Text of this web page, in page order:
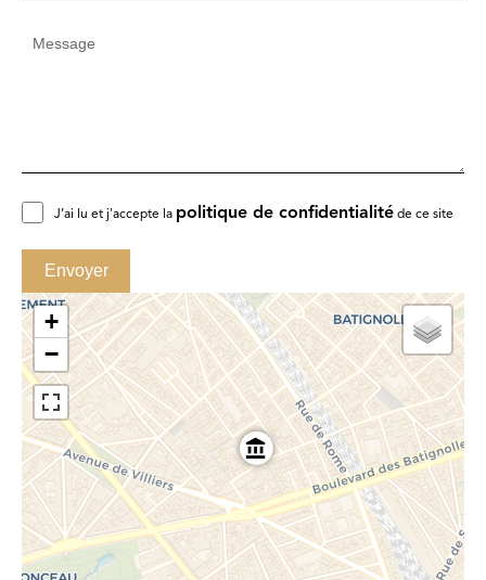
J’ai lu et j'accepte la politique de confidentialité de ce site
Envoyer
+
−